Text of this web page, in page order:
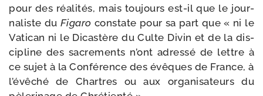
pour des réa­li­tés, mais tou­jours est-​il que le jour­
na­liste du Figaro constate pour sa part que « ni le
Vatican ni le Dicastère du Culte Divin et de la dis­
ci­pline des sacre­ments n’ont adres­sé de lettre à
ce sujet à la Conférence des évêques de France, à
l’évêché de Chartres ou aux orga­ni­sa­teurs du